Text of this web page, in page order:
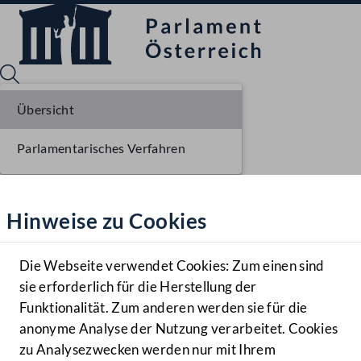
Hilfe
Benutzer
Navigationsmenü öffnen
MENÜ
Hinweise zu Cookies
Die Webseite verwendet Cookies: Zum einen sind
sie erforderlich für die Herstellung der
Funktionalität. Zum anderen werden sie für die
anonyme Analyse der Nutzung verarbeitet. Cookies
zu Analysezwecken werden nur mit Ihrem
Übersicht
Parlamentarisches Verfahren